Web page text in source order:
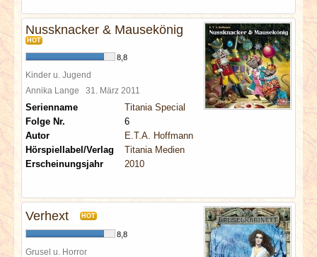
Nussknacker & Mausekönig
HOT
8,8
Kinder u. Jugend
Annika Lange 31. März 2011
Serienname
Titania Special
Folge Nr.
6
Autor
E.T.A. Hoffmann
Hörspiellabel/Verlag
Titania Medien
Erscheinungsjahr
2010
Verhext HOT
8,8
Grusel u. Horror